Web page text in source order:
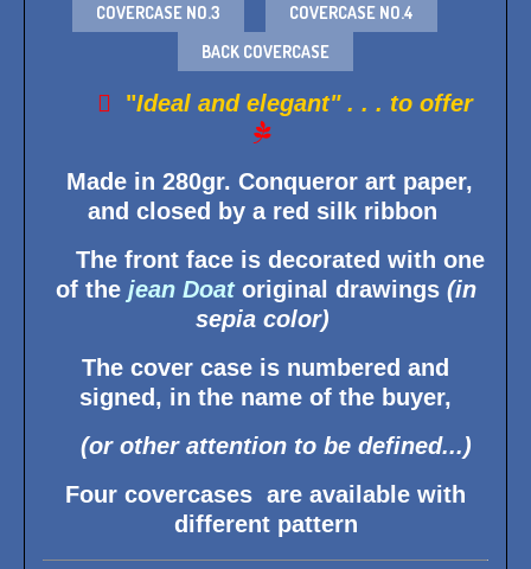
COVERCASE NO.3
COVERCASE NO.4
BACK COVERCASE
 "Ideal and elegant" . . . to offer

Made in 280gr. Conqueror art paper,
and closed by a red silk ribbon
The front face is decorated with one
of the jean Doatoriginal drawings (in
sepia color)
The cover case is numbered and
signed, in the name of the buyer,
(or other attention to be defined...)
Four covercases are available with
different pattern